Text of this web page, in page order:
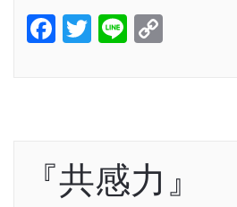
Facebook
Twitter
Line
『共感力』